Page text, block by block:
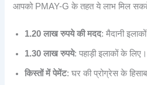
आपको PMAY-G के तहत ये लाभ मिल
1.20 लाख रुपये की मदद: मैदानी
1.30 लाख रुपये: पहाड़ी इलाकों के लिए।
किस्तों में पेमेंट: घर की प्रोग्रेस के